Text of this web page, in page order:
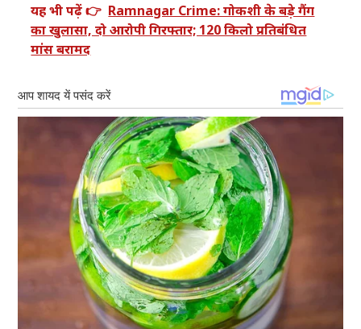
यह भी पढ़ें 👉 Ramnagar Crime: गोकशी के बड़े गैंग
का खुलासा, दो आरोपी गिरफ्तार; 120 किलो प्रतिबंधित
मांस बरामद